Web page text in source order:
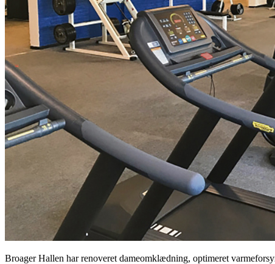
Broager Hallen har renoveret dameomklædning, optimeret